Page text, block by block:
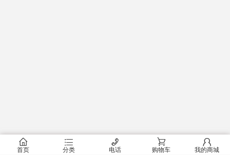
󰂠
首页
󰂦
分类
󰄫
电话
󰂟
购物车
󰂢
我的商城